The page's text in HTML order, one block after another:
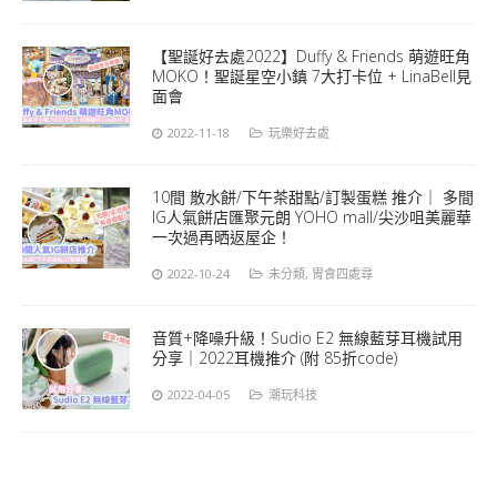
【聖誕好去處2022】Duffy & Friends 萌遊旺角
MOKO！聖誕星空小鎮 7大打卡位 + LinaBell見
面會
2022-11-18 玩樂好去處
10間 散水餅/下午茶甜點/訂製蛋糕 推介｜ 多間
IG人氣餅店匯聚元朗 YOHO mall/尖沙咀美麗華
一次過再晒返屋企！
2022-10-24 未分類, 胃食四處尋
音質+降噪升級！Sudio E2 無線藍芽耳機試用
分享｜2022耳機推介 (附 85折code)
2022-04-05 潮玩科技